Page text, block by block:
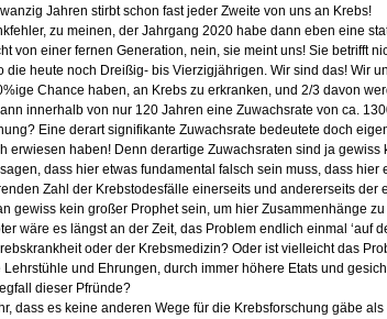
Jahren stirbt schon fast jeder Zweite von uns an Krebs!
zu meinen, der Jahrgang 2020 habe dann eben eine
von einer fernen Generation, nein, sie meint uns! Sie betrifft
die heute noch Dreißig- bis Vierzigjährigen. Wir sind das! Wir
Chance haben, an Krebs zu erkranken, und 2/3 davon
innerhalb von nur 120 Jahren eine Zuwachsrate von ca.
Eine derart signifikante Zuwachsrate bedeutete doch
erwiesen haben! Denn derartige Zuwachsraten sind ja
dass hier etwas fundamental falsch sein muss, dass hier
Zahl der Krebstodesfälle einerseits und andererseits
gewiss kein großer Prophet sein, um hier Zusammenhänge
wäre es längst an der Zeit, das Problem endlich einmal ‘auf
oder der Krebsmedizin? Oder ist vielleicht das
und Ehrungen, durch immer höhere Etats und
dieser Pfründe?
dass es keine anderen Wege für die Krebsforschung gäbe